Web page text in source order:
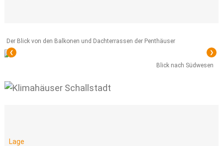
Der Blick von den Balkonen und Dachterrassen der Penthäuser
Blick nach Südwesen
❮ ❯
Lage